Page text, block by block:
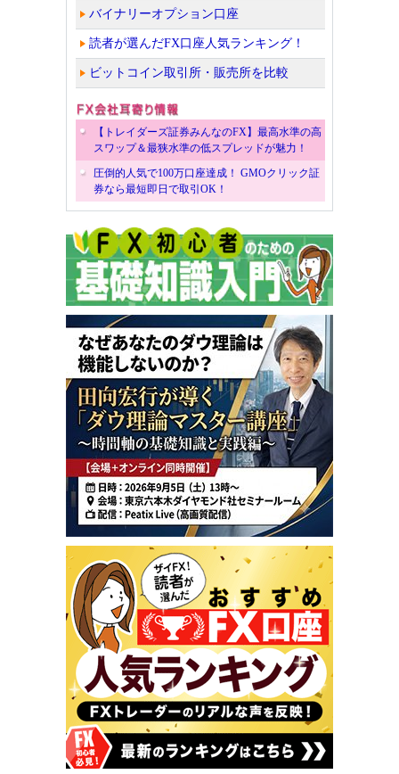
バイナリーオプション口座
読者が選んだFX口座人気ランキング！
ビットコイン取引所・販売所を比較
【トレイダーズ証券みんなのFX】最高水準の高
スワップ＆最狭水準の低スプレッドが魅力！
圧倒的人気で100万口座達成！ GMOクリック証
券なら最短即日で取引OK！